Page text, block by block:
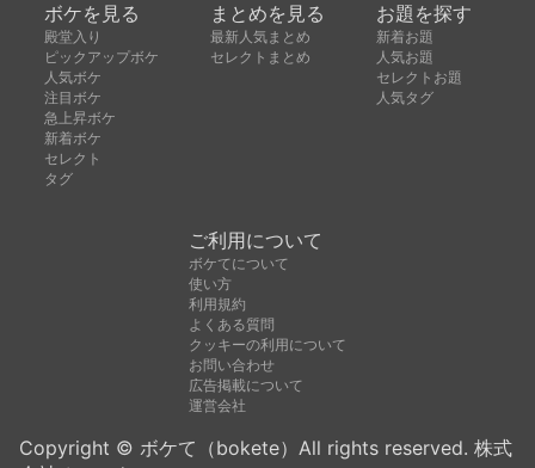
ボケを見る
殿堂入り
ピックアップボケ
人気ボケ
注目ボケ
急上昇ボケ
新着ボケ
セレクト
タグ
まとめを見る
最新人気まとめ
セレクトまとめ
お題を探す
新着お題
人気お題
セレクトお題
人気タグ
ご利用について
ボケてについて
使い方
利用規約
よくある質問
クッキーの利用について
お問い合わせ
広告掲載について
運営会社
Copyright © ボケて（bokete）All rights reserved. 株式